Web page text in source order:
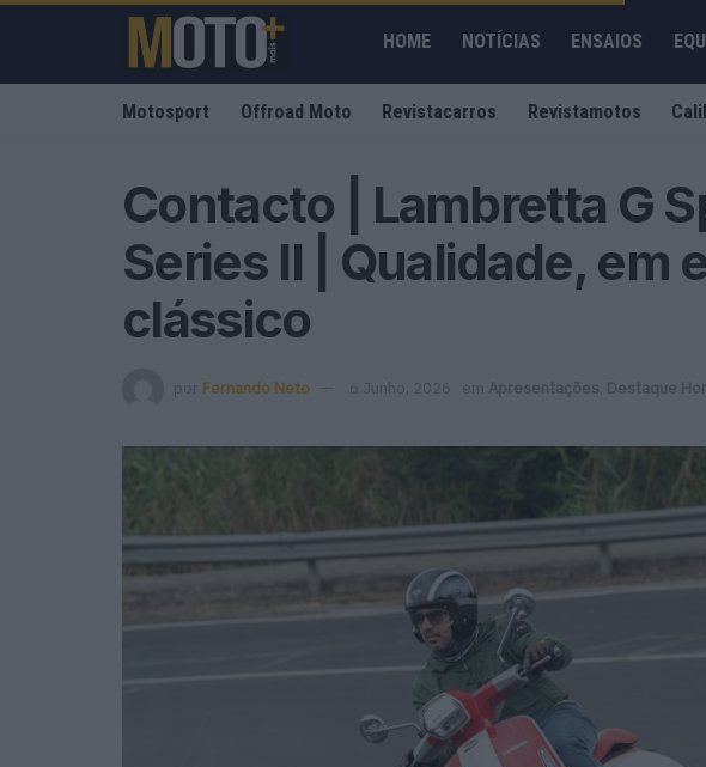
HOME NOTÍCIAS ENSAIOS
Motosport Offroad Moto Revistacarros Revistamotos
Contacto | Lambretta G
Series II | Qualidade, em
clássico
por Fernando Neto 6 Junho, 2026 em Apresentações Destaque